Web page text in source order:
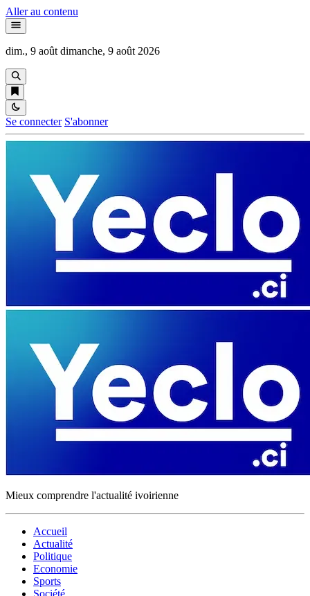
Aller au contenu
dim., 9 août dimanche, 9 août 2026
Se connecter S'abonner
Mieux comprendre l'actualité ivoirienne
Accueil
Actualité
Politique
Economie
Sports
Société